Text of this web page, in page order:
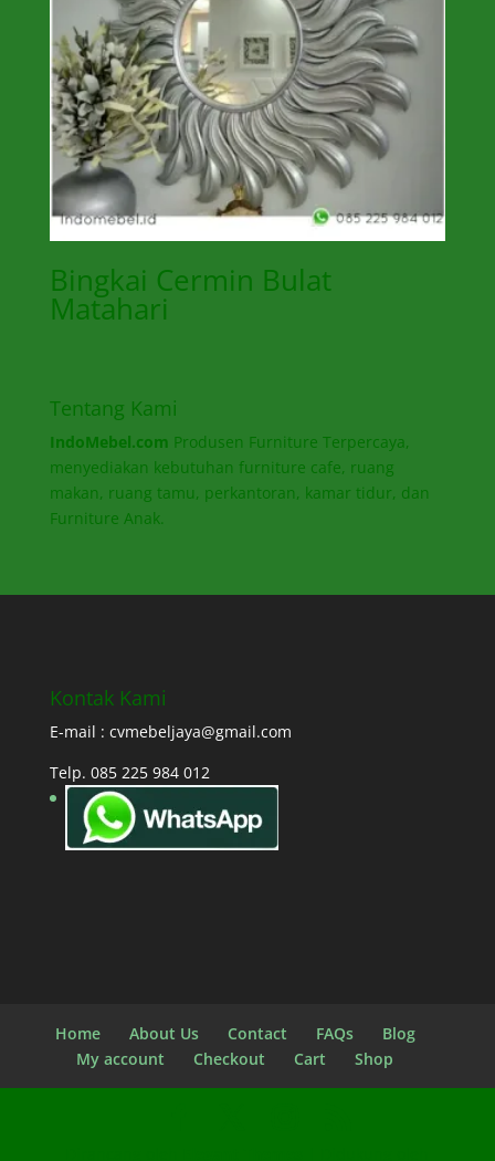
Bingkai Cermin Bulat
Matahari
Tentang Kami
IndoMebel.com Produsen Furniture Terpercaya,
menyediakan kebutuhan furniture cafe, ruang
makan, ruang tamu, perkantoran, kamar tidur, dan
Furniture Anak.
Kontak Kami
E-mail : cvmebeljaya@gmail.com
Telp. 085 225 984 012
Home About Us Contact FAQs
Blog
My account
Checkout Cart Shop